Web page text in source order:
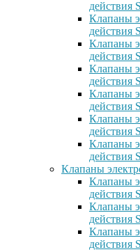
действия
Клапаны
действия
Клапаны
действия
Клапаны
действия
Клапаны
действия
Клапаны
действия
Клапаны
действия
Клапаны
Клапаны
действия
Клапаны
действия
Клапаны
действия